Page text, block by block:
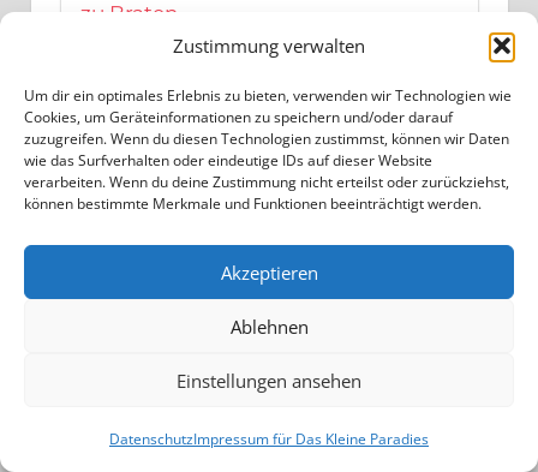
Zustimmung verwalten
Um dir ein optimales Erlebnis zu bieten, verwenden wir Technologien wie
Cookies, um Geräteinformationen zu speichern und/oder darauf
zuzugreifen. Wenn du diesen Technologien zustimmst, können wir Daten
wie das Surfverhalten oder eindeutige IDs auf dieser Website
verarbeiten. Wenn du deine Zustimmung nicht erteilst oder zurückziehst,
können bestimmte Merkmale und Funktionen beeinträchtigt werden.
Akzeptieren
Ablehnen
Einstellungen ansehen
DatenschutzImpressum für Das Kleine Paradies
zu Braten
Grammelknödel – Knödel mit
Hauptgericht serviert